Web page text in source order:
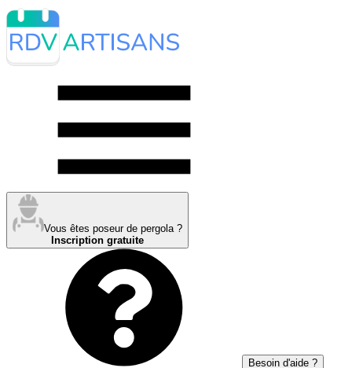
Vous êtes poseur de pergola ?
Inscription gratuite
Besoin d'aide ?